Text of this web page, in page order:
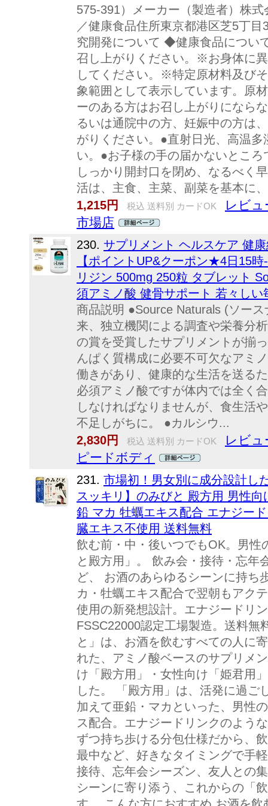
575-391）メーカー（製造者）株
／健康食品住所東京都港区芝5丁
究開発について ◆健康食品につい
召し上がりください。※お身体に
してください。※特定原材料及び
象範囲として表示しています。原
ーのある方はお召し上がりになら
るいは通院中の方、妊娠中の方は
がりください。●直射日光、高温
い。●お子様の手の届かないとこ
しっかり開封口を閉め、なるべく
活は、主食、主菜、副菜を基本に
1,215円
税込 送料別 カードOK
レビュ
市場店
230. サプリメント ヘルスケア 健
【ポイントUP&クーポン★4日15
リジン 500mg 250粒 タブレット
須アミノ酸 健骨サポート 若々し
商品説明 ●Source Naturals (ソー
来、独立機関による調査や栄養分
の賞を受賞したサプリメントが揃
んぱく質構成に必要不可欠なアミ
働きがあり、健康的な生活を送る
必須アミノ酸ですが体内では全く
しなければなりませんが、食生活
不足しがちに。 ●カルシウ...
2,830円
税込 送料別 カードOK
レビュ
ピードボディ
231. 市場初！男女別に成分設計し
スッキリ】のみびと 殿方用 男性
鉛 マカ 牡蠣エキス配合 エナジー
臓エキス不使用 送料無料
飲む前・中・後いつでもOK。男性
と殿方用」。 飲み会・接待・忘年
ど、 お酒のあらゆるシーンに持ち
カ・牡蠣エキス配合で翌朝もアク
使用の新発想設計。エナジードリ
FSSC22000認定工場製造。送料無
と」は、お酒を飲むすべての人に
れた、アミノ酸ベースのサプリメ
け「殿方用」・女性向け「姫君用
した。 「殿方用」は、活発に過ご
加えて亜鉛・マカといった、男性
ス配合。エナジードリンクのよう
ずつ持ち歩ける分包仕様だから、
最中など、好きなタイミングで手
接待、忘年会シーズン、友人との
シーンに寄り添う、これからの「